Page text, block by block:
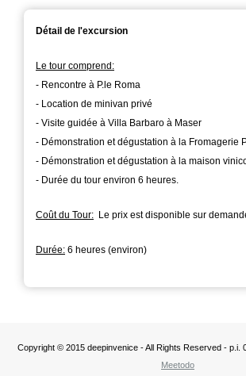
Détail de l'excursion
Le tour comprend:
- Rencontre à P.le Roma
- Location de minivan privé
- Visite guidée à Villa Barbaro à Maser
- Démonstration et dégustation à la Fromagerie
- Démonstration et dégustation à la maison
- Durée du tour environ 6 heures.
Coût du Tour: Le prix est disponible sur
Durée: 6 heures (environ)
Copyright © 2015 deepinvenice - All Rights Reserved - p.i.
Meetodo